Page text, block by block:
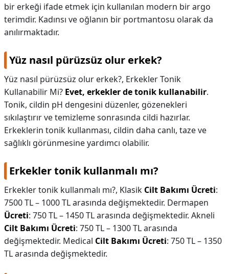
bir erkeği ifade etmek için kullanılan modern bir argo
terimdir. Kadınsı ve oğlanın bir portmantosu olarak da
anılırmaktadır.
Yüz nasıl pürüzsüz olur erkek?
Yüz nasıl pürüzsüz olur erkek?, Erkekler Tonik
Kullanabilir Mi? Evet, erkekler de tonik kullanabilir.
Tonik, cildin pH dengesini düzenler, gözenekleri
sıkılaştırır ve temizleme sonrasında cildi hazırlar.
Erkeklerin tonik kullanması, cildin daha canlı, taze ve
sağlıklı görünmesine yardımcı olabilir.
Erkekler tonik kullanmalı mı?
Erkekler tonik kullanmalı mı?, Klasik Cilt Bakımı Ücreti:
7500 TL – 1000 TL arasında değişmektedir. Dermapen
Ücreti: 750 TL – 1450 TL arasında değişmektedir. Akneli
Cilt Bakımı Ücreti: 750 TL – 1300 TL arasında
değişmektedir. Medical Cilt Bakımı Ücreti: 750 TL – 1350
TL arasında değişmektedir.